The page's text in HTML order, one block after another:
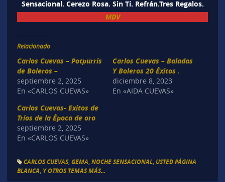
Sensacional. Cerezo Rosa. Sin Ti. Refrán.Tres Regalos.
MDV
Relacionado
Carlos Cuevas – Potpurris
de Boleros –
septiembre 2, 2025
En «CARLOS CUEVAS»
Carlos Cuevas – Baladas
Y Boleros 20 Éxitos .
diciembre 8, 2023
En «AIDA CUEVAS»
Carlos Cuevas- Exitos de
Tríos de la Época de oro
septiembre 2, 2025
En «CARLOS CUEVAS»
CARLOS CUEVAS, GEMA NOCHE SENSACIONAL, USTED PÁGINA
BLANCA Y OTROS TEMAS MÁS...